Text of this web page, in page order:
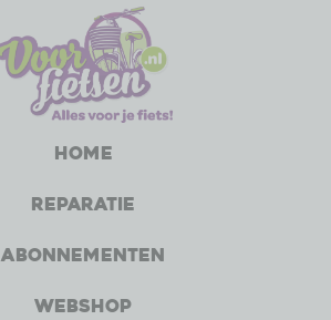
Home
Reparatie
Abonnementen
Webshop